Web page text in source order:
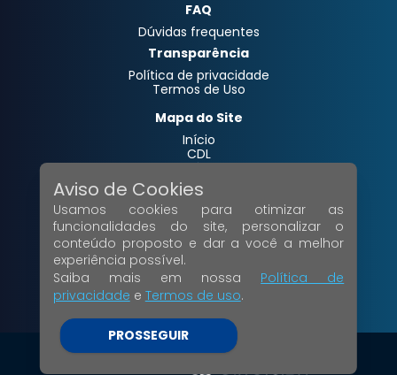
Aviso de Cookies
Usamos cookies para otimizar as
funcionalidades do site, personalizar o
conteúdo proposto e dar a você a melhor
experiência possível.
Saiba mais em nossa Política de
privacidade e Termos de uso.
PROSSEGUIR
FAQ
Dúvidas frequentes
Transparência
Política de privacidade
Termos de Uso
Mapa do Site
Início
CDL
Notícias
Contato
Campanhas
Serviços
Galerias
Acesso Interno
Painel Administrativo
Webmail
Siga-nos
© Copyright 2024 Todos os direitos reservados.